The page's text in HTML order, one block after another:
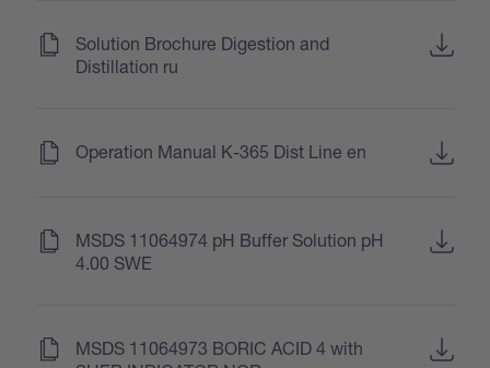
Solution Brochure Digestion and
Distillation ru
Operation Manual K-365 Dist Line en
MSDS 11064974 pH Buffer Solution pH
4.00 SWE
MSDS 11064973 BORIC ACID 4 with